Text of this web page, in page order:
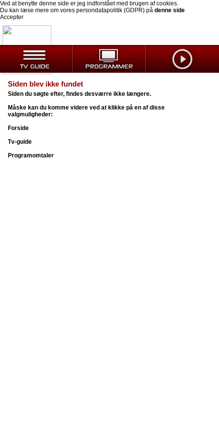
Ved at benytte denne side er jeg indforstået med brugen af cookies.
Du kan læse mere om vores persondatapolitik (GDPR) på denne side
Accepter
Siden blev ikke fundet
Siden du søgte efter, findes desværre ikke længere.
Måske kan du komme videre ved at klikke på en af disse
valgmuligheder:
Forside
Tv-guide
Programomtaler